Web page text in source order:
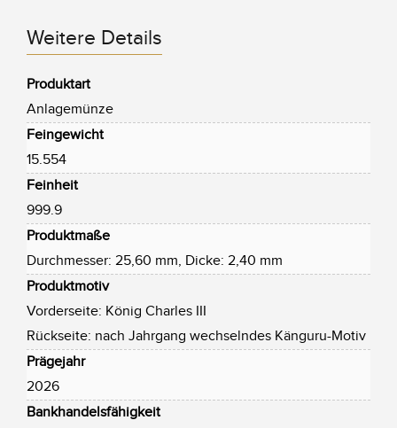
Weitere Details
Produktart
Anlagemünze
Feingewicht
15.554
Feinheit
999.9
Produktmaße
Durchmesser: 25,60 mm, Dicke: 2,40 mm
Produktmotiv
Vorderseite: König Charles III
Rückseite: nach Jahrgang wechselndes Känguru-Motiv
Prägejahr
2026
Bankhandelsfähigkeit